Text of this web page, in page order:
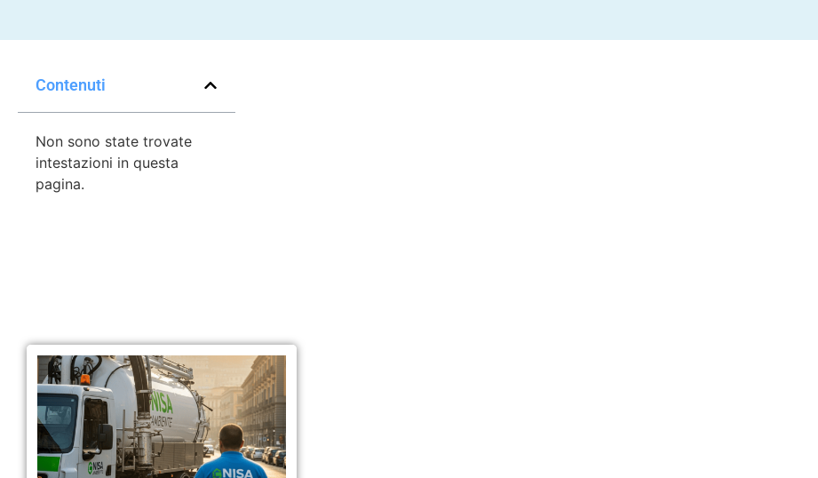
Contenuti
Non sono state trovate
intestazioni in questa
pagina.